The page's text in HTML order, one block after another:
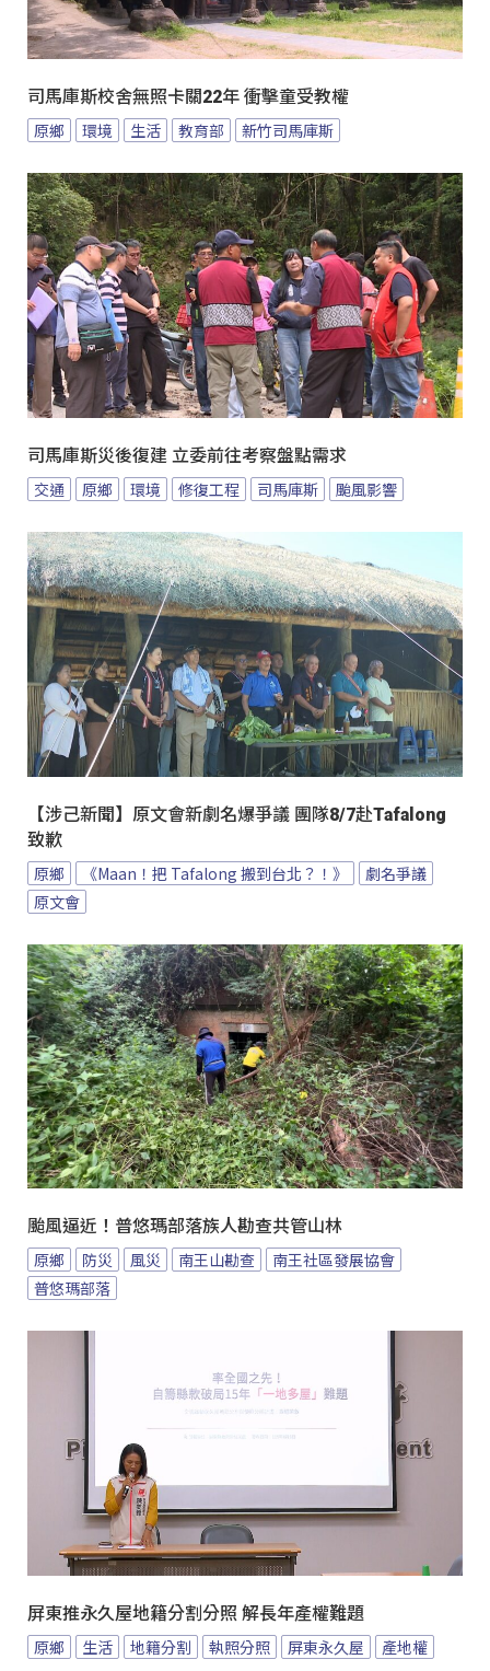
司馬庫斯校舍無照卡關22年 衝擊童受教權
原鄉 環境 生活 教育部 新竹司馬庫斯
司馬庫斯災後復建 立委前往考察盤點需求
交通 原鄉 環境 修復工程 司馬庫斯 颱風影響
【涉己新聞】原文會新劇名爆爭議 團隊8/7赴Tafalong
致歉
原鄉 《Maan！把 Tafalong 搬到台北？！》
劇名爭議
原文會
颱風逼近！普悠瑪部落族人勘查共管山林
原鄉 防災 風災 南王山勘查
南王社區發展協會
普悠瑪部落
屏東推永久屋地籍分割分照 解長年產權難題
原鄉 生活 地籍分割 執照分照 屏東永久屋 產地權